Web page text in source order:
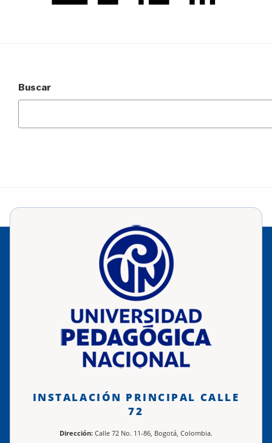
Buscar
INSTALACIÓN PRINCIPAL CALLE
72
Dirección: Calle 72 No. 11-86, Bogotá, Colombia.